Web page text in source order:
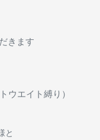
きます
ウエイト縛り）
と